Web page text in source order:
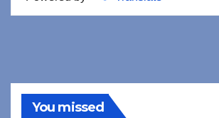
You missed